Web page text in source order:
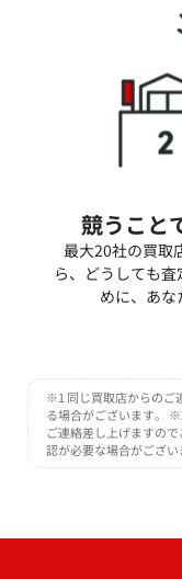
競うこと
最大20社の買取
ら、どうしても
めに、あな
※1 同じ買取店からのご
る場合がございます。
ご連絡差し上げますの
認が必要な場合がござ